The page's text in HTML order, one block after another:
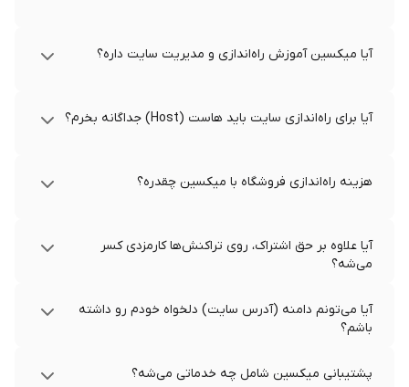
آیا میکسین آموزش راه‌اندازی و مدیریت سایت داره؟
آیا برای راه‌اندازی سایت باید هاست (Host) جداگانه بخرم؟
هزینه راه‌اندازی فروشگاه با میکسین چقدره؟
آیا علاوه بر حق اشتراک، روی تراکنش‌ها کارمزدی کسر
می‌شه؟
آیا می‌تونم دامنه (آدرس سایت) دلخواه خودم رو داشته
باشم؟
پشتیبانی میکسین شامل چه خدماتی می‌شه؟